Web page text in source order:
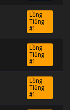
Lồng
Tiếng
#1
Lồng
Tiếng
#1
Lồng
Tiếng
#1